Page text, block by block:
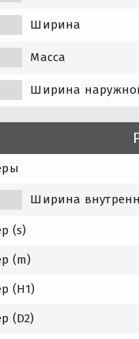
Ширина
Масса
Ширина
Ширина
(s)
(m)
(H1)
(D2)